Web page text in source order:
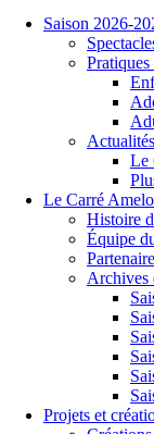
Saison 2026-
Le
Le Carré
Histoire
Équipe
Archives
Projets et